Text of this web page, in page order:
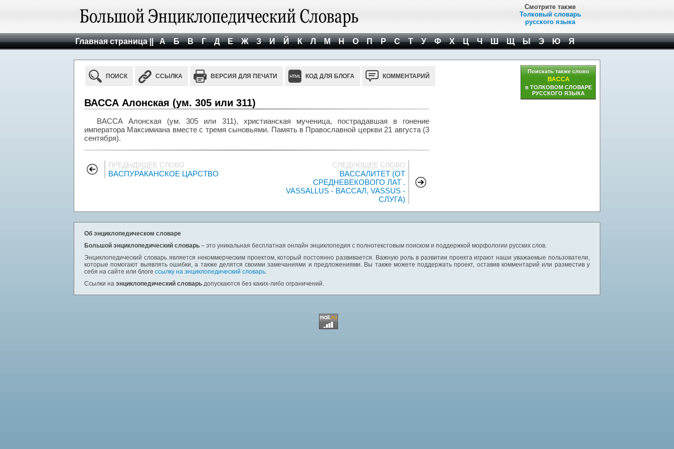
Смотрите также
Толковый словарь
русского языка
Главная страница || А Б В Г Д Е Ж З И Й К Л М Н О П Р С Т У Ф Х Ц Ч Ш Щ Ы Э Ю Я
ПОИСК ССЫЛКА ВЕРСИЯ ДЛЯ ПЕЧАТИ КОД ДЛЯ БЛОГА КОММЕНТАРИЙ
ВАССА Алонская (ум. 305 или 311)
ВАССА Алонская (ум. 305 или 311), христианская мученица, пострадавшая в гонение
императора Максимиана вместе с тремя сыновьями. Память в Православной церкви 21 августа (3
сентября).
ПРЕДЫДУЩЕЕ СЛОВО
ВАСПУРАКАНСКОЕ ЦАРСТВО
СЛЕДУЮЩЕЕ СЛОВО
ВАССАЛИТЕТ (ОТ
СРЕДНЕВЕКОВОГО ЛАТ .
VASSALLUS - ВАССАЛ, VASSUS -
СЛУГА)
Поискать также слово
ВАССА
в ТОЛКОВОМ СЛОВАРЕ
РУССКОГО ЯЗЫКА
Об энциклопедическом словаре
Большой энциклопедический словарь – это уникальная бесплатная онлайн энциклопедия с полнотекстовым поиском и поддержкой морфологии русских слов.
Энциклопедический словарь является некоммерческим проектом, который постоянно развивается. Важную роль в развитии проекта играют наши уважаемые пользователи,
которые помогают выявлять ошибки, а также делятся своими замечаниями и предложениями. Вы также можете поддержать проект, оставив комментарий или разместив у
себя на сайте или блоге ссылку на энциклопедический словарь.
Ссылки на энциклопедический словарь допускаются без каких-либо ограничений.